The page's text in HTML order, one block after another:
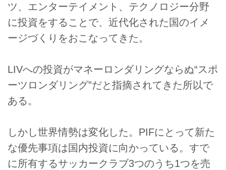
ツ、エンターテイメント、テクノロジー分野
に投資をすることで、近代化された国のイメ
ージづくりをおこなってきた。
LIVへの投資がマネーロンダリングならぬ“スポ
ーツロンダリング”だと指摘されてきた所以で
ある。
しかし世界情勢は変化した。PIFにとって新た
な優先事項は国内投資に向かっている。すで
に所有するサッカークラブ3つのうち1つを売